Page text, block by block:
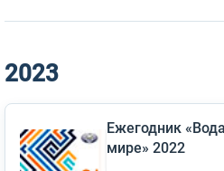
2023
Ежегодник
мире» 2022